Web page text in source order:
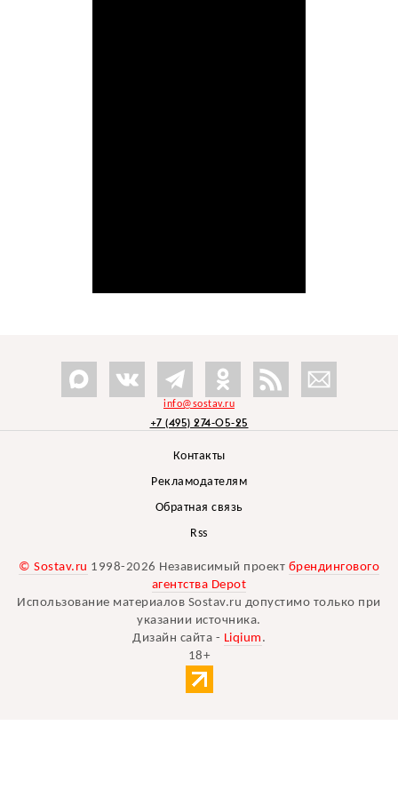
info@sostav.ru
+7 (495) 274-05-25
Контакты
Рекламодателям
Обратная связь
Rss
© Sostav.ru 1998-2026 Независимый проект брендингового
агентства Depot
Использование материалов Sostav.ru допустимо только при
указании источника.
Дизайн сайта - Liqium .
18+